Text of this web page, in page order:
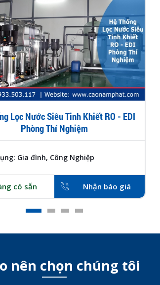
Lọc Nước Siêu Tinh Khiết RO - EDI
Phòng Thí Nghiệm
Gia đình, Công Nghiệp
có sẵn Nhận báo giá
nên chọn chúng tôi